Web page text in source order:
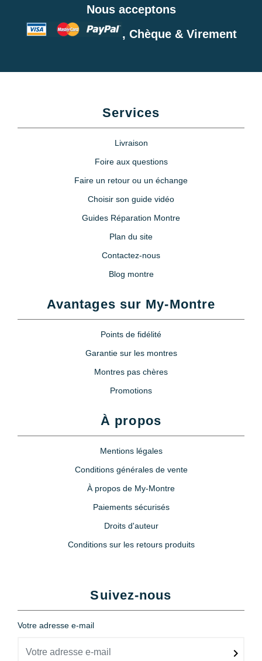
Nous acceptons
, Chèque & Virement
Services
Livraison
Foire aux questions
Faire un retour ou un échange
Choisir son guide vidéo
Guides Réparation Montre
Plan du site
Contactez-nous
Blog montre
Avantages sur My-Montre
Points de fidélité
Garantie sur les montres
Montres pas chères
Promotions
À propos
Mentions légales
Conditions générales de vente
À propos de My-Montre
Paiements sécurisés
Droits d'auteur
Conditions sur les retours produits
Suivez-nous
Votre adresse e-mail